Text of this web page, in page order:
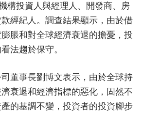
構投資人與經理人、開發商、房
經紀人。調查結果顯示，由於借
脹和對全球經濟衰退的擔憂，投
法趨於保守。
董事長劉博文表示，由於全球持
衰退和經濟指標的惡化，固然不
的基調不變，投資者的投資腳步